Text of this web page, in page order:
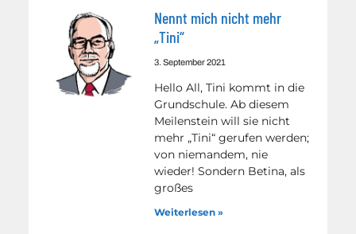
Nennt mich nicht mehr
„Tini“
3. September 2021
Hello All, Tini kommt in die
Grundschule. Ab diesem
Meilenstein will sie nicht
mehr „Tini“ gerufen werden;
von niemandem, nie
wieder! Sondern Betina, als
großes
Weiterlesen »